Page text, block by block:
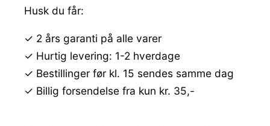
Husk du får:
✓ 2 års garanti på alle varer
✓ Hurtig levering: 1-2 hverdage
✓ Bestillinger før kl. 15 sendes samme dag
✓ Billig forsendelse fra kun kr. 35,-